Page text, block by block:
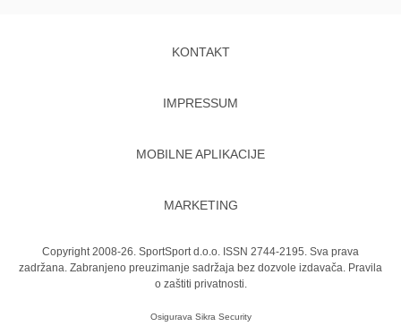
KONTAKT
IMPRESSUM
MOBILNE APLIKACIJE
MARKETING
Copyright 2008-26. SportSport d.o.o. ISSN 2744-2195. Sva prava
zadržana. Zabranjeno preuzimanje sadržaja bez dozvole izdavača. Pravila
o zaštiti privatnosti.
Osigurava Sikra Security